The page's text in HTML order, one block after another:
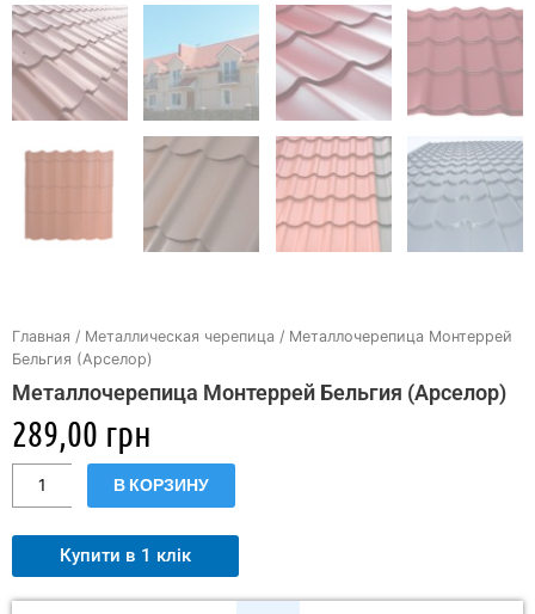
Главная / Металлическая черепица / Металлочерепица Монтеррей
Бельгия (Арселор)
Металлочерепица Монтеррей Бельгия (Арселор)
289,00 грн
Количество
товара
Металлочерепица
Монтеррей
Бельгия
(Арселор)
В КОРЗИНУ
Купити в 1 клік